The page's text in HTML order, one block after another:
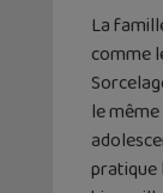
La
comme
le
pratique